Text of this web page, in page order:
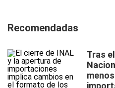
Recomendadas
Tras